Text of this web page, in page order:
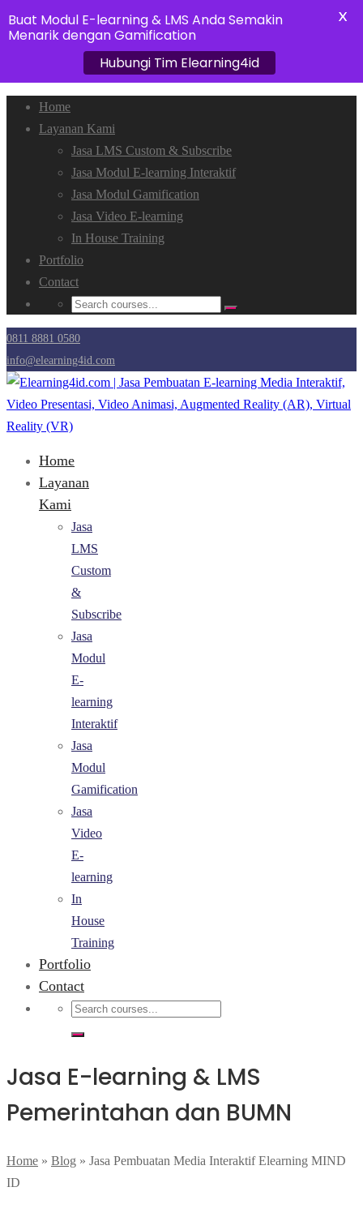
Home
Layanan Kami
Jasa LMS Custom & Subscribe
Jasa Modul E-learning Interaktif
Jasa Modul Gamification
Jasa Video E-learning
In House Training
Portfolio
Contact
0811 8881 0580
info@elearning4id.com
Home
Layanan
Kami
Jasa
LMS
Custom
&
Subscribe
Jasa
Modul
E-
learning
Interaktif
Jasa
Modul
Gamification
Jasa
Video
E-
learning
In
House
Training
Portfolio
Contact
Jasa E-learning & LMS
Pemerintahan dan BUMN
Home » Blog » Jasa Pembuatan Media Interaktif Elearning MIND
ID
Buat Modul E-learning & LMS Anda Semakin
Menarik dengan Gamification
Hubungi Tim Elearning4id
X